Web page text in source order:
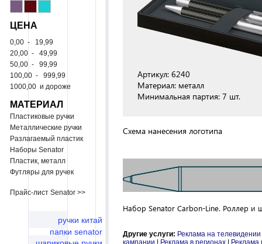
ЦЕНА
0,00 - 19,99
20,00 - 49,99
50,00 - 99,99
100,00 - 999,99
1000,00 и дороже
МАТЕРИАЛ
Пластиковые ручки
Металлические ручки
Разлагаемый пластик
Наборы Senator
Пластик, металл
Футляры для ручек
Прайс-лист Senator >>
ручки китай
папки senator
Артикул: 6240
Материал: металл
Минимальная партия: 7 шт.
Схема нанесения логотипа
Набор Senator Carbon-Line. Роллер и
Другие услуги: Реклама на телевидении
кампании | Реклама в регионах | Реклама